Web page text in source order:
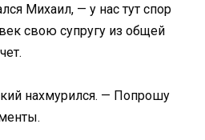
Михаил, — у нас тут спор
свою супругу из общей
нахмурился. — Попрошу